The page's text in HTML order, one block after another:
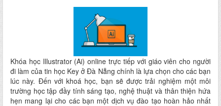
Khóa học Illustrator (Ai) online trực tiếp với giáo viên cho người
đi làm của tin học Key ở Đà Nẵng chính là lựa chọn cho các bạn
lúc này. Đến với khoá học, bạn sẽ được trải nghiệm một môi
trường học tập đầy tính sáng tạo, nghệ thuật và thân thiện hứa
hẹn mang lại cho các bạn một dịch vụ đào tạo hoàn hảo nhất